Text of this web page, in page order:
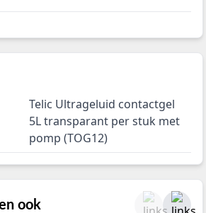
Telic Ultrageluid contactgel
5L transparant per stuk met
pomp (TOG12)
ook